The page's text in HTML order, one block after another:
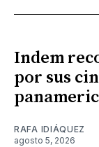
Indem
por sus
RAFA IDIÁQUEZ
agosto 5, 2026